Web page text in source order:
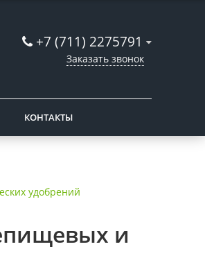
+7 (711) 2275791
Заказать звонок
КОНТАКТЫ
удобрений
и